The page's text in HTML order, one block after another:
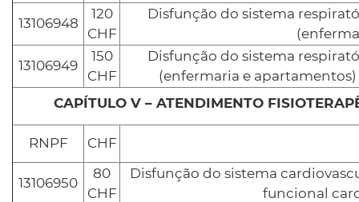
13106948
120
CHF
Disfunção do sistema
13106949
150
CHF
Disfunção do sistema
(enfermaria e apartamentos)
RNPF CHF
13106950
80
CHF
Disfunção do sistema
funcional